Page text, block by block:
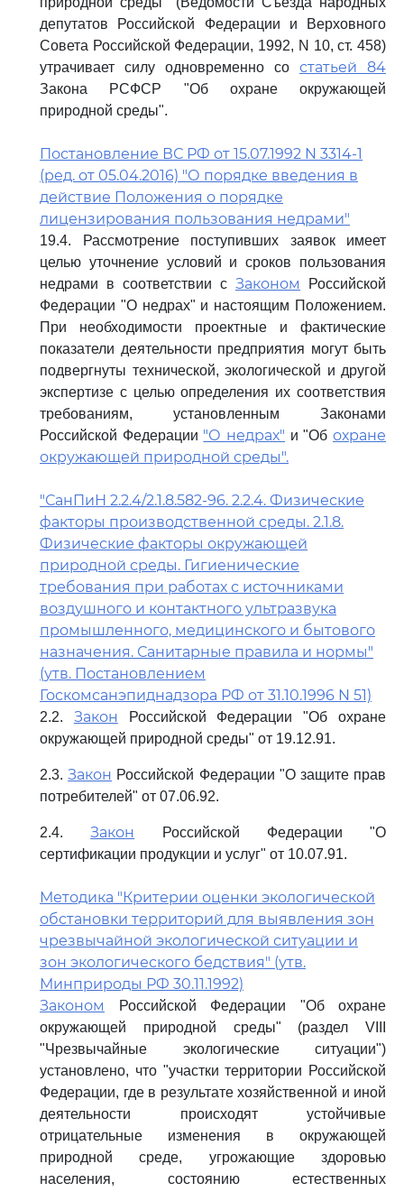
депутатов Российской Федерации и Верховного
Совета Российской Федерации, 1992, N 10, ст. 458)
утрачивает силу одновременно со статьей 84
Закона РСФСР "Об охране окружающей
природной среды".
Постановление ВС РФ от 15.07.1992 N 3314-1
(ред. от 05.04.2016) "О порядке введения в
действие Положения о порядке
лицензирования пользования недрами"
19.4. Рассмотрение поступивших заявок имеет
целью уточнение условий и сроков пользования
недрами в соответствии с Законом
Российской
Федерации "О недрах" и настоящим Положением.
При необходимости проектные и фактические
показатели деятельности предприятия могут быть
подвергнуты технической, экологической и другой
экспертизе с целью определения их соответствия
требованиям, установленным Законами
Российской Федерации "О недрах" и "Обохране
окружающей природной среды".
"СанПиН 2.2.4/2.1.8.582-96. 2.2.4. Физические
факторы производственной среды. 2.1.8.
Физические факторы окружающей
природной среды. Гигиенические
требования при работах с источниками
воздушного и контактного ультразвука
промышленного, медицинского и бытового
назначения. Санитарные правила и нормы"
(утв. Постановлением
Госкомсанэпиднадзора РФ от 31.10.1996 N 51)
2.2. Закон Российской Федерации "Об охране
окружающей природной среды" от 19.12.91.
2.3.Закон Российской Федерации "О защите прав
потребителей" от 07.06.92.
2.4.Закон Российской Федерации "О
сертификации продукции и услуг" от 10.07.91.
Методика "Критерии оценки экологической
обстановки территорий для выявления зон
чрезвычайной экологической ситуации и
зон экологического бедствия" (утв.
Минприроды РФ 30.11.1992)
Законом
Российской Федерации "Об охране
окружающей природной среды" (раздел VIII
"Чрезвычайные экологические ситуации")
установлено, что "участки территории Российской
Федерации, где в результате хозяйственной и иной
деятельности происходят устойчивые
отрицательные изменения в окружающей
природной среде, угрожающие здоровью
населения, состоянию естественных